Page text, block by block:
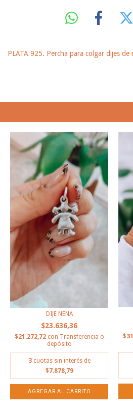
PLATA 925. Percha para colgar dijes de
DIJE NENA
$23.636,36
$21.272,72 con Transferencia o
depósito
3 cuotas sin interés de
$7.878,79